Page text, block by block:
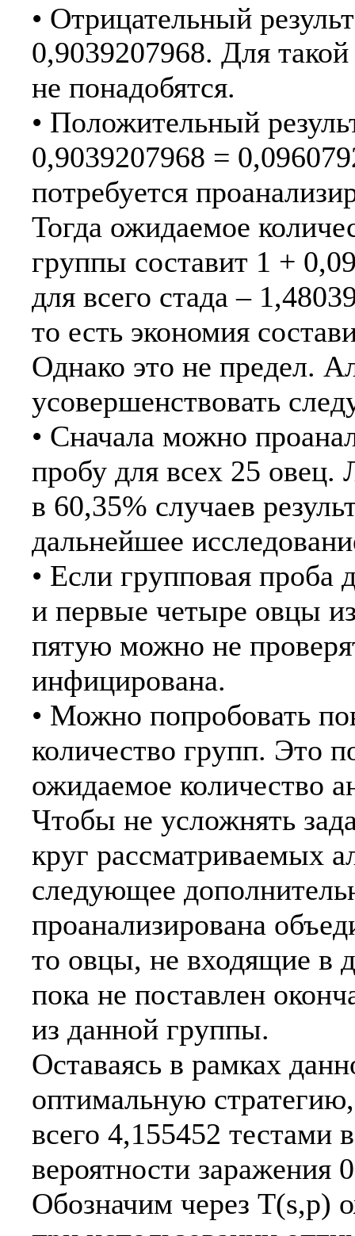
• Отрицательный
0,9039207968. Для
не понадобятся.
• Положительный
0,9039207968 =
потребуется
Тогда ожидаемое
группы составит 1 +
для всего стада –
то есть экономия
Однако это не предел.
усовершенствовать
• Сначала можно
пробу для всех 25 овец.
в 60,35% случаев
дальнейшее
• Если групповая проба
и первые четыре овцы
пятую можно не
инфицирована.
• Можно попробовать
количество групп. Это
ожидаемое количество
Чтобы не усложнять
круг рассматриваемых
следующее
проанализирована
то овцы, не входящие в
пока не поставлен
из данной группы.
Оставаясь в рамках
оптимальную
всего 4,155452 тестами
вероятности заражения
Обозначим через T(s,p)